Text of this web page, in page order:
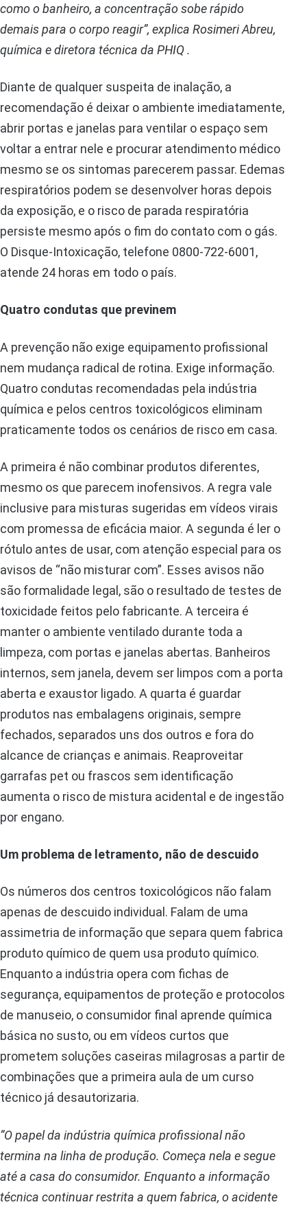
como o banheiro, a concentração sobe rápido
demais para o corpo reagir”, explica Rosimeri Abreu,
química e diretora técnica da PHIQ .
Diante de qualquer suspeita de inalação, a
recomendação é deixar o ambiente imediatamente,
abrir portas e janelas para ventilar o espaço sem
voltar a entrar nele e procurar atendimento médico
mesmo se os sintomas parecerem passar. Edemas
respiratórios podem se desenvolver horas depois
da exposição, e o risco de parada respiratória
persiste mesmo após o fim do contato com o gás.
O Disque-Intoxicação, telefone 0800-722-6001,
atende 24 horas em todo o país.
Quatro condutas que previnem
A prevenção não exige equipamento profissional
nem mudança radical de rotina. Exige informação.
Quatro condutas recomendadas pela indústria
química e pelos centros toxicológicos eliminam
praticamente todos os cenários de risco em casa.
A primeira é não combinar produtos diferentes,
mesmo os que parecem inofensivos. A regra vale
inclusive para misturas sugeridas em vídeos virais
com promessa de eficácia maior. A segunda é ler o
rótulo antes de usar, com atenção especial para os
avisos de “não misturar com”. Esses avisos não
são formalidade legal, são o resultado de testes de
toxicidade feitos pelo fabricante. A terceira é
manter o ambiente ventilado durante toda a
limpeza, com portas e janelas abertas. Banheiros
internos, sem janela, devem ser limpos com a porta
aberta e exaustor ligado. A quarta é guardar
produtos nas embalagens originais, sempre
fechados, separados uns dos outros e fora do
alcance de crianças e animais. Reaproveitar
garrafas pet ou frascos sem identificação
aumenta o risco de mistura acidental e de ingestão
por engano.
Um problema de letramento, não de descuido
Os números dos centros toxicológicos não falam
apenas de descuido individual. Falam de uma
assimetria de informação que separa quem fabrica
produto químico de quem usa produto químico.
Enquanto a indústria opera com fichas de
segurança, equipamentos de proteção e protocolos
de manuseio, o consumidor final aprende química
básica no susto, ou em vídeos curtos que
prometem soluções caseiras milagrosas a partir de
combinações que a primeira aula de um curso
técnico já desautorizaria.
“O papel da indústria química profissional não
termina na linha de produção. Começa nela e segue
até a casa do consumidor. Enquanto a informação
técnica continuar restrita a quem fabrica, o acidente